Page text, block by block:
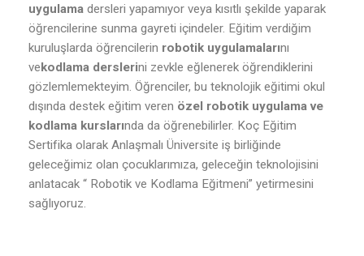
uygulama dersleri yapamıyor veya kısıtlı şekilde yaparak
öğrencilerine sunma gayreti içindeler. Eğitim verdiğim
kuruluşlarda öğrencilerin robotik uygulamalarını
vekodlama derslerini zevkle eğlenerek öğrendiklerini
gözlemlemekteyim. Öğrenciler, bu teknolojik eğitimi okul
dışında destek eğitim veren özel robotik uygulama ve
kodlama kurslarında da öğrenebilirler. Koç Eğitim
Sertifika olarak Anlaşmalı Üniversite iş birliğinde
geleceğimiz olan çocuklarımıza, geleceğin teknolojisini
anlatacak “ Robotik ve Kodlama Eğitmeni” yetirmesini
sağlıyoruz.